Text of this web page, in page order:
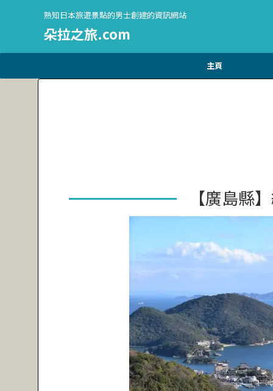
熟知日本旅遊景點的男士創建的資訊網站
朵拉之旅.com
主頁
【廣島縣